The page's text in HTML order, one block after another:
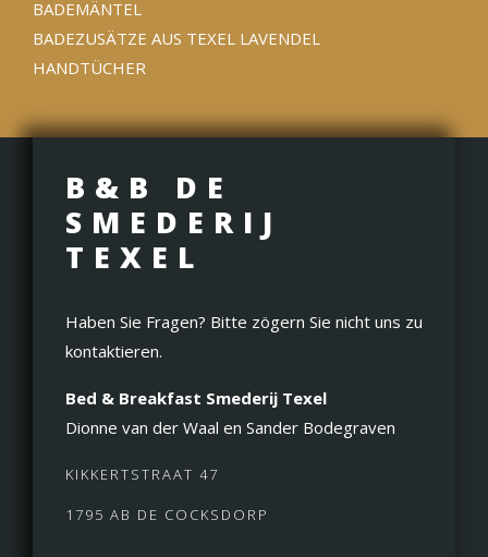
BADEMÄNTEL
BADEZUSÄTZE AUS TEXEL LAVENDEL
HANDTÜCHER
B&B DE
SMEDERIJ
TEXEL
Haben Sie Fragen? Bitte zögern Sie nicht uns zu
kontaktieren.
Bed & Breakfast Smederij Texel
Dionne van der Waal en Sander Bodegraven
KIKKERTSTRAAT 47
1795 AB DE COCKSDORP